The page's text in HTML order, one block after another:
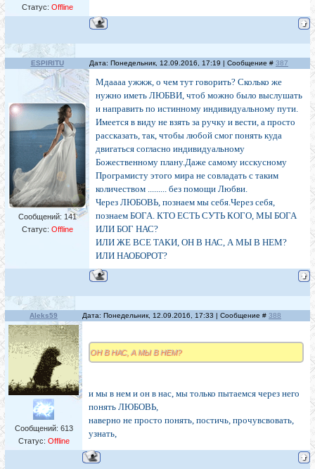
Статус: Offline
ESPIRITU Дата: Понедельник, 12.09.2016, 17:19 | Сообщение # 387
Сообщений: 141
Статус: Offline
Мдаааа ужжж, о чем тут говорить? Сколько же
нужно иметь ЛЮБВИ, чтоб можно было выслушать
и направить по истинному индивидуальному пути.
Имеется в виду не взять за ручку и вести, а просто
рассказать, так, чтобы любой смог понять куда
двигаться согласно индивидуальному
Божественному плану.Даже самому исскусному
Програмисту этого мира не совладать с таким
количеством ......... без помощи Любви.
Через ЛЮБОВЬ, познаем мы себя.Через себя,
познаем БОГА. КТО ЕСТЬ СУТЬ КОГО, МЫ БОГА
ИЛИ БОГ НАС?
ИЛИ ЖЕ ВСЕ ТАКИ, ОН В НАС, А МЫ В НЕМ?
ИЛИ НАОБОРОТ?
Aleks59 Дата: Понедельник, 12.09.2016, 17:33 | Сообщение # 388
Сообщений: 613
Статус: Offline
ОН В НАС, А МЫ В НЕМ?
и мы в нем и он в нас, мы только пытаемся через него
понять ЛЮБОВЬ,
наверно не просто понять, постичь, прочувсвовать,
узнать,